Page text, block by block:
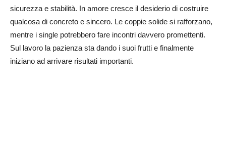
sicurezza e stabilità. In amore cresce il desiderio di costruire
qualcosa di concreto e sincero. Le coppie solide si rafforzano,
mentre i single potrebbero fare incontri davvero promettenti.
Sul lavoro la pazienza sta dando i suoi frutti e finalmente
iniziano ad arrivare risultati importanti.